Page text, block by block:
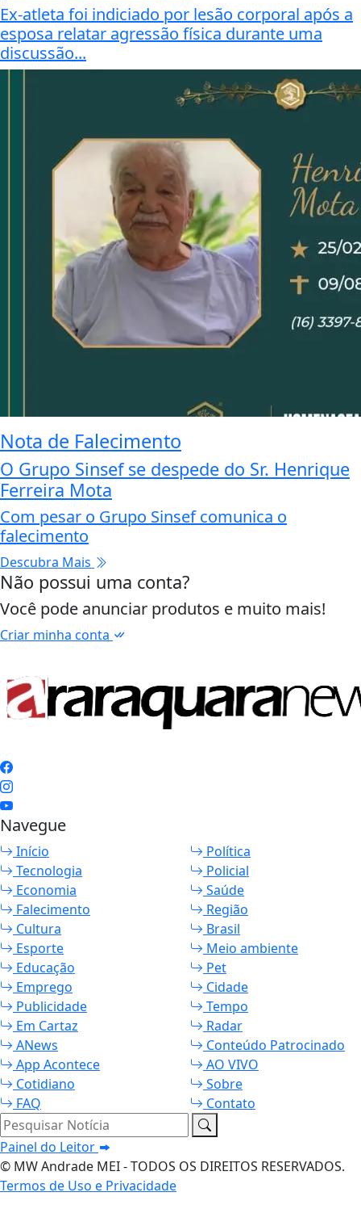
Ex-atleta foi indiciado por lesão corporal após a
esposa relatar agressão física durante uma
discussão...
Nota de Falecimento
O Grupo Sinsef se despede do Sr. Henrique
Ferreira Mota
Com pesar o Grupo Sinsef comunica o
falecimento
Descubra Mais
Não possui uma conta?
Você pode anunciar produtos e muito mais!
Criar minha conta
Navegue
Início
Política
Tecnologia
Policial
Economia
Saúde
Falecimento
Região
Cultura
Brasil
Esporte
Meio ambiente
Educação
Pet
Emprego
Cidade
Publicidade
Tempo
Em Cartaz
Radar
ANews
Conteúdo Patrocinado
App Acontece
AO VIVO
Cotidiano
Sobre
FAQ
Contato
Pesquisar Notícia
Painel do Leitor
© MW Andrade MEI - TODOS OS DIREITOS RESERVADOS.
Termos de Uso e Privacidade